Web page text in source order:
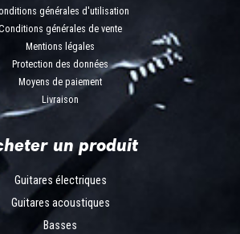
générales d'utilisation
générales de vente
Mentions légales
Protection des données
Moyens de paiement
Livraison
un produit
Guitares électriques
Guitares acoustiques
Basses